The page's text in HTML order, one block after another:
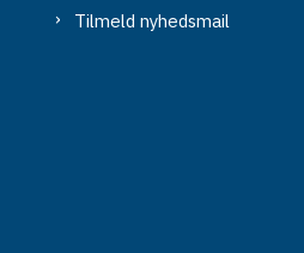
Tilmeld nyhedsmail